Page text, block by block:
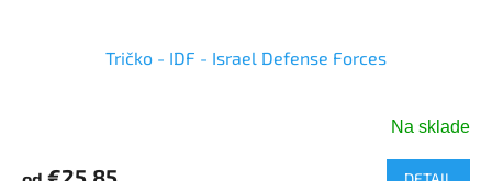
Tričko - IDF - Israel Defense Forces
Na sklade